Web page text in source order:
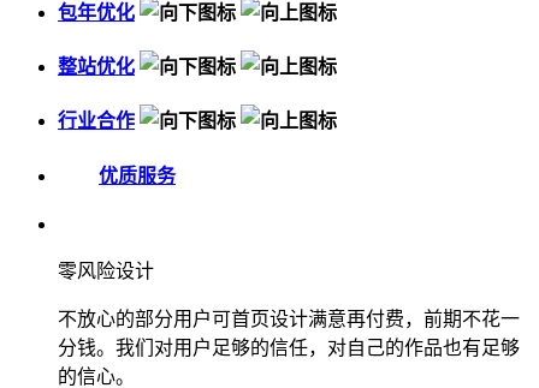
包年优化
整站优化
行业合作
优质服务
零风险设计
不放心的部分用户可首页设计满意再付费，前期不花一
分钱。我们对用户足够的信任，对自己的作品也有足够
的信心。